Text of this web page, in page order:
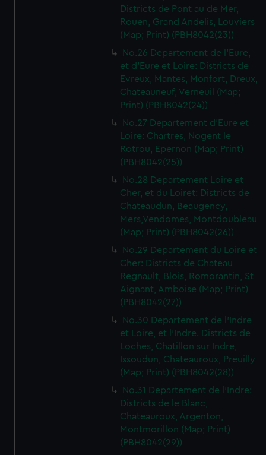
Districts de Pont au de Mer,
Rouen, Grand Andelis, Louviers
(Map; Print) (PBH8042(23))
No.26 Departement de l'Eure,
et d'Eure et Loire: Districts de
Evreux, Mantes, Monfort, Dreux,
Chateauneuf, Verneuil (Map;
Print) (PBH8042(24))
No.27 Departement d'Eure et
Loire: Chartres, Nogent le
Rotrou, Epernon (Map; Print)
(PBH8042(25))
No.28 Departement Loire et
Cher, et du Loiret: Districts de
Chateaudun, Beaugency,
Mers,Vendomes, Montdoubleau
(Map; Print) (PBH8042(26))
No.29 Departement du Loire et
Cher: Districts de Chateau-
Regnault, Blois, Romorantin, St
Aignant, Amboise (Map; Print)
(PBH8042(27))
No.30 Departement de l'Indre
et Loire, et l'Indre. Districts de
Loches, Chatillon sur Indre,
Issoudun, Chateauroux, Preuilly
(Map; Print) (PBH8042(28))
No.31 Departement de l'Indre:
Districts de le Blanc,
Chateauroux, Argenton,
Montmorillon (Map; Print)
(PBH8042(29))